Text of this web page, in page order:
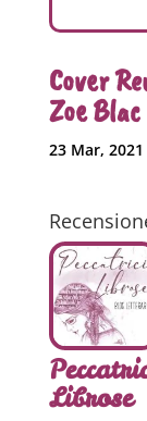
Cover
Zoe Blac
23 Mar, 2021
Librose